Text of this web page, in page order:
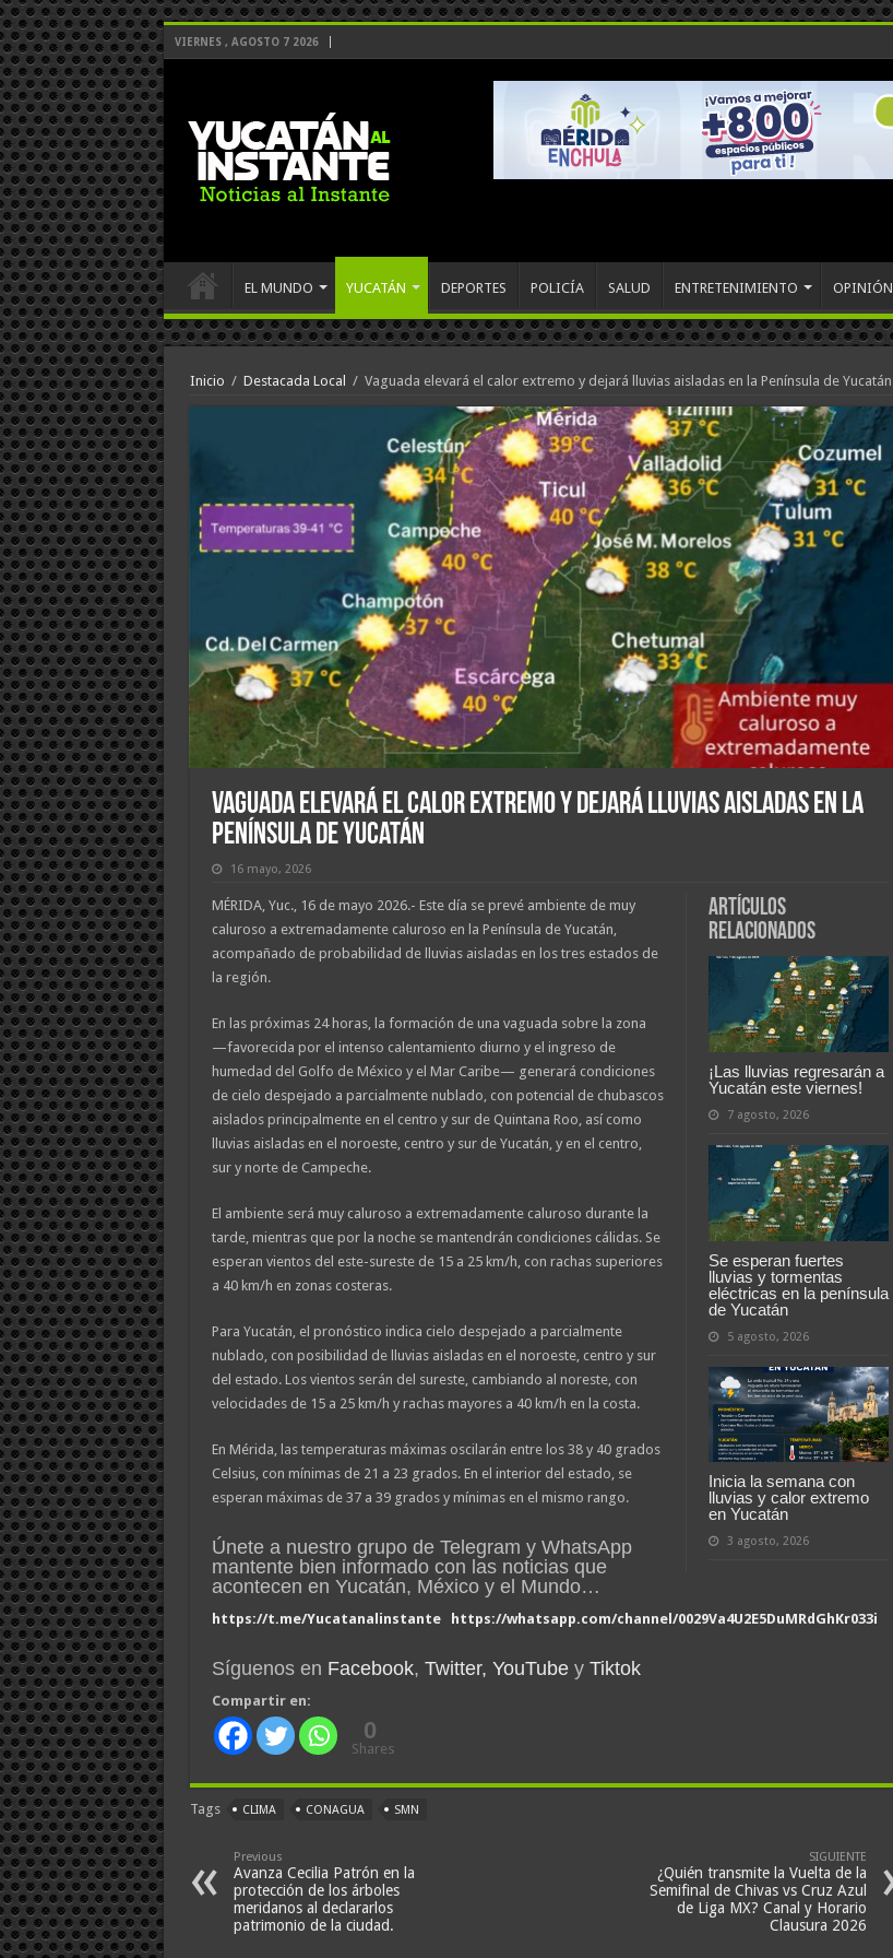
VIERNES , AGOSTO 7 2026
EL MUNDO YUCATÁN DEPORTES POLICÍA SALUD ENTRETENIMIENTO OPINIÓN
Inicio / Destacada Local / Vaguada elevará el calor extremo y dejará lluvias aisladas en la Península de Yucatán
Vaguada elevará el calor extremo y dejará lluvias aisladas en la
Península de Yucatán
16 mayo, 2026
Artículos
relacionados
¡Las lluvias regresarán a
Yucatán este viernes!
7 agosto, 2026
Se esperan fuertes
lluvias y tormentas
eléctricas en la península
de Yucatán
5 agosto, 2026
Inicia la semana con
lluvias y calor extremo
en Yucatán
3 agosto, 2026
MÉRIDA, Yuc., 16 de mayo 2026.- Este día se prevé ambiente de muy
caluroso a extremadamente caluroso en la Península de Yucatán,
acompañado de probabilidad de lluvias aisladas en los tres estados de
la región.
En las próximas 24 horas, la formación de una vaguada sobre la zona
—favorecida por el intenso calentamiento diurno y el ingreso de
humedad del Golfo de México y el Mar Caribe— generará condiciones
de cielo despejado a parcialmente nublado, con potencial de chubascos
aislados principalmente en el centro y sur de Quintana Roo, así como
lluvias aisladas en el noroeste, centro y sur de Yucatán, y en el centro,
sur y norte de Campeche.
El ambiente será muy caluroso a extremadamente caluroso durante la
tarde, mientras que por la noche se mantendrán condiciones cálidas. Se
esperan vientos del este-sureste de 15 a 25 km/h, con rachas superiores
a 40 km/h en zonas costeras.
Para Yucatán, el pronóstico indica cielo despejado a parcialmente
nublado, con posibilidad de lluvias aisladas en el noroeste, centro y sur
del estado. Los vientos serán del sureste, cambiando al noreste, con
velocidades de 15 a 25 km/h y rachas mayores a 40 km/h en la costa.
En Mérida, las temperaturas máximas oscilarán entre los 38 y 40 grados
Celsius, con mínimas de 21 a 23 grados. En el interior del estado, se
esperan máximas de 37 a 39 grados y mínimas en el mismo rango.
Únete a nuestro grupo de Telegram y WhatsApp
mantente bien informado con las noticias que
acontecen en Yucatán, México y el Mundo…
https://t.me/Yucatanalinstante https://whatsapp.com/channel/0029Va4U2E5DuMRdGhKr033i
Síguenos en Facebook, Twitter, YouTubey Tiktok
Compartir en:
0
Shares
Tags CLIMA CONAGUA SMN
Previous
Avanza Cecilia Patrón en la
protección de los árboles
meridanos al declararlos
patrimonio de la ciudad.
SIGUIENTE
¿Quién transmite la Vuelta de la
Semifinal de Chivas vs Cruz Azul
de Liga MX? Canal y Horario
Clausura 2026